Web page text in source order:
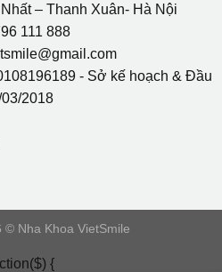
– Thanh Xuân- Hà Nội
111 888
- Sở kế hoạch & Đầu
2018
© Nha Khoa VietSmile
{